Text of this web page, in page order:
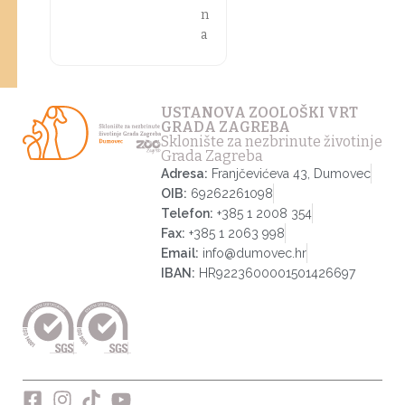
n
a
USTANOVA ZOOLOŠKI VRT
GRADA ZAGREBA
Sklonište za nezbrinute životinje
Grada Zagreba
Adresa: Franjčevićeva 43, Dumovec
OIB: 69262261098
Telefon: +385 1 2008 354
Fax: +385 1 2063 998
Email: info@dumovec.hr
IBAN: HR9223600001501426697